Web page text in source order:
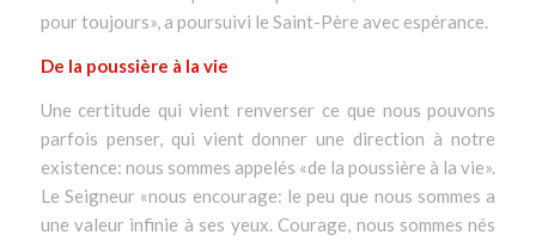
pour toujours», a poursuivi le Saint-Père avec espérance.
De la poussière à la vie
Une certitude qui vient renverser ce que nous pouvons
parfois penser, qui vient donner une direction à notre
existence: nous sommes appelés «de la poussière à la vie»
Le Seigneur «nous encourage: le peu que nous sommes a
une valeur infinie à ses yeux. Courage, nous sommes nés